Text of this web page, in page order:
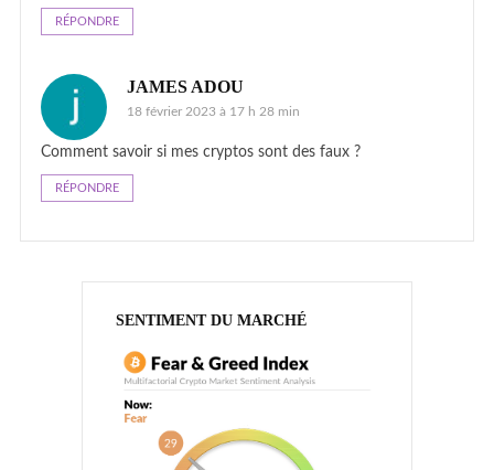
RÉPONDRE
JAMES ADOU
18 février 2023 à 17 h 28 min
Comment savoir si mes cryptos sont des faux ?
RÉPONDRE
SENTIMENT DU MARCHÉ